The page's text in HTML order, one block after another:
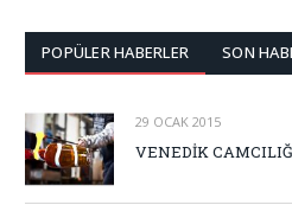
POPÜLER HABERLER SON
29 OCAK 2015
VENEDİK